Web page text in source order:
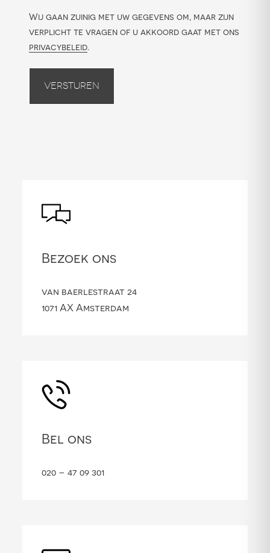
Wij gaan zuinig met uw gegevens om, maar zijn
verplicht te vragen of u akkoord gaat met ons
privacybeleid.
Versturen
Bezoek ons
van baerlestraat 24
1071 AX Amsterdam
Bel ons
020 – 47 09 301